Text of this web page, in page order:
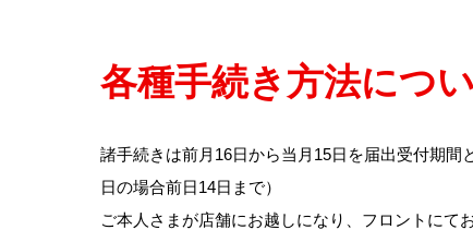
各種手続き方法につ
諸手続きは前月16日から当月15日を届出受付期
日の場合前日14日まで）
ご本人さまが店舗にお越しになり、フロントにて